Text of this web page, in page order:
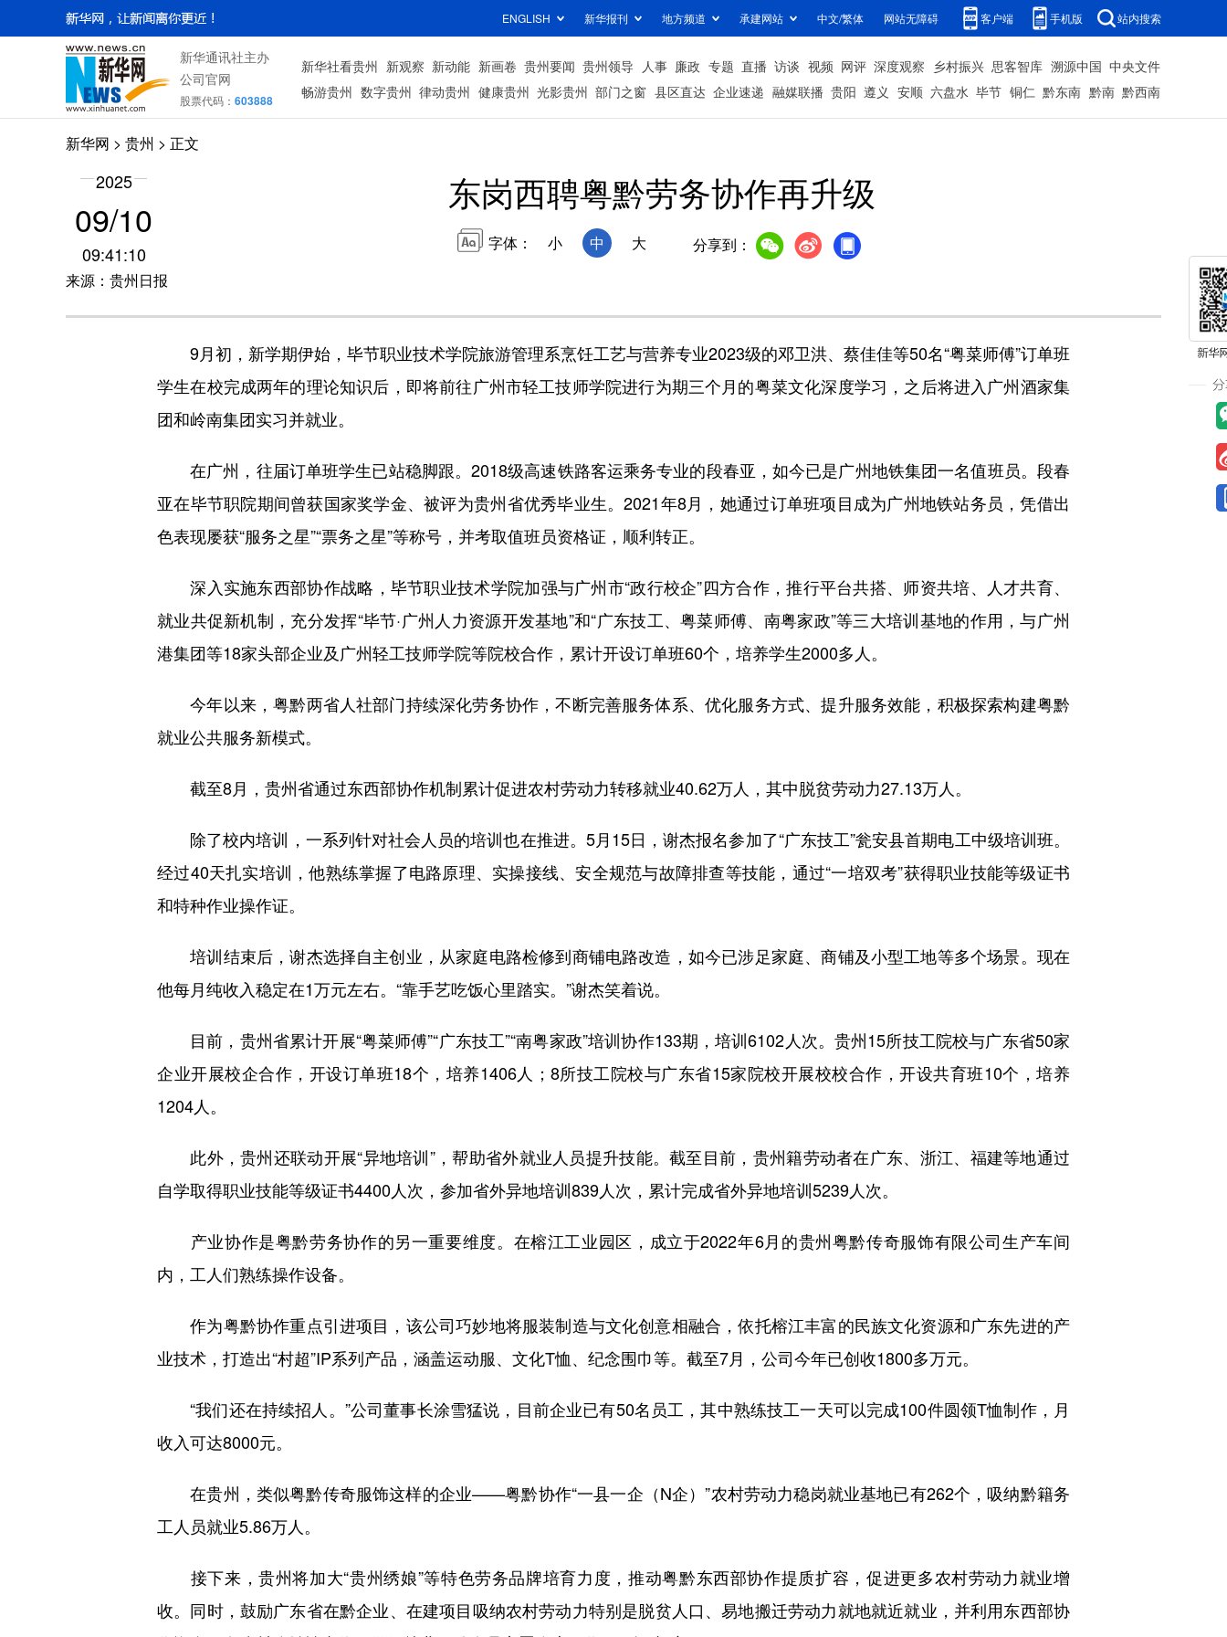
ENGLISH 新华报刊 地方频道 承建网站 中文/繁体 网站无障碍 客户端 手机版 站内搜索
新华通讯社主办
公司官网
股票代码： 603888
新华社看贵州 新观察 新动能 新画卷 贵州要闻 贵州领导 人事 廉政 专题 直播 访谈 视频 网评 深度观察 乡村振兴 思客智库 溯源中国 中央文件
畅游贵州 数字贵州 律动贵州 健康贵州 光影贵州 部门之窗 县区直达 企业速递 融媒联播 贵阳 遵义 安顺 六盘水 毕节 铜仁 黔东南 黔南 黔西南
新华网 > 贵州 > 正文
2025
09/10
09:41:10
来源：贵州日报
东岗西聘粤黔劳务协作再升级
字体： 小 中 大 分享到：
9月初，新学期伊始，毕节职业技术学院旅游管理系烹饪工艺与营养专业2023级的邓卫洪、蔡佳佳等50名“粤菜师傅”订单班
学生在校完成两年的理论知识后，即将前往广州市轻工技师学院进行为期三个月的粤菜文化深度学习，之后将进入广州酒家集
团和岭南集团实习并就业。
在广州，往届订单班学生已站稳脚跟。2018级高速铁路客运乘务专业的段春亚，如今已是广州地铁集团一名值班员。段春
亚在毕节职院期间曾获国家奖学金、被评为贵州省优秀毕业生。2021年8月，她通过订单班项目成为广州地铁站务员，凭借出
色表现屡获“服务之星”“票务之星”等称号，并考取值班员资格证，顺利转正。
深入实施东西部协作战略，毕节职业技术学院加强与广州市“政行校企”四方合作，推行平台共搭、师资共培、人才共育、
就业共促新机制，充分发挥“毕节·广州人力资源开发基地”和“广东技工、粤菜师傅、南粤家政”等三大培训基地的作用，与广州
港集团等18家头部企业及广州轻工技师学院等院校合作，累计开设订单班60个，培养学生2000多人。
今年以来，粤黔两省人社部门持续深化劳务协作，不断完善服务体系、优化服务方式、提升服务效能，积极探索构建粤黔
就业公共服务新模式。
截至8月，贵州省通过东西部协作机制累计促进农村劳动力转移就业40.62万人，其中脱贫劳动力27.13万人。
除了校内培训，一系列针对社会人员的培训也在推进。5月15日，谢杰报名参加了“广东技工”瓮安县首期电工中级培训班。
经过40天扎实培训，他熟练掌握了电路原理、实操接线、安全规范与故障排查等技能，通过“一培双考”获得职业技能等级证书
和特种作业操作证。
培训结束后，谢杰选择自主创业，从家庭电路检修到商铺电路改造，如今已涉足家庭、商铺及小型工地等多个场景。现在
他每月纯收入稳定在1万元左右。“靠手艺吃饭心里踏实。”谢杰笑着说。
目前，贵州省累计开展“粤菜师傅”“广东技工”“南粤家政”培训协作133期，培训6102人次。贵州15所技工院校与广东省50家
企业开展校企合作，开设订单班18个，培养1406人；8所技工院校与广东省15家院校开展校校合作，开设共育班10个，培养
1204人。
此外，贵州还联动开展“异地培训”，帮助省外就业人员提升技能。截至目前，贵州籍劳动者在广东、浙江、福建等地通过
自学取得职业技能等级证书4400人次，参加省外异地培训839人次，累计完成省外异地培训5239人次。
产业协作是粤黔劳务协作的另一重要维度。在榕江工业园区，成立于2022年6月的贵州粤黔传奇服饰有限公司生产车间
内，工人们熟练操作设备。
作为粤黔协作重点引进项目，该公司巧妙地将服装制造与文化创意相融合，依托榕江丰富的民族文化资源和广东先进的产
业技术，打造出“村超”IP系列产品，涵盖运动服、文化T恤、纪念围巾等。截至7月，公司今年已创收1800多万元。
“我们还在持续招人。”公司董事长涂雪猛说，目前企业已有50名员工，其中熟练技工一天可以完成100件圆领T恤制作，月
收入可达8000元。
在贵州，类似粤黔传奇服饰这样的企业——粤黔协作“一县一企（N企）”农村劳动力稳岗就业基地已有262个，吸纳黔籍务
工人员就业5.86万人。
接下来，贵州将加大“贵州绣娘”等特色劳务品牌培育力度，推动粤黔东西部协作提质扩容，促进更多农村劳动力就业增
收。同时，鼓励广东省在黔企业、在建项目吸纳农村劳动力特别是脱贫人口、易地搬迁劳动力就地就近就业，并利用东西部协